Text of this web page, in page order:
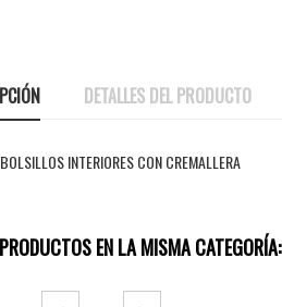
DETALLES DEL PRODUCTO
INTERIORES CON CREMALLERA
EN LA MISMA CATEGORÍA: